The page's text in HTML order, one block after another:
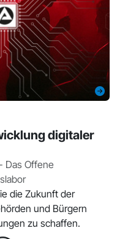
digitaler
Das Offene
die Zukunft der
und Bürgern
zu schaffen.